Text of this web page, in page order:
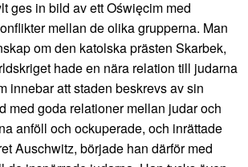
ges in bild av ett Oświęcim med
mellan de olika grupperna. Man
om den katolska prästen Skarbek,
hade en nära relation till judarna
innebar att staden beskrevs av sin
med goda relationer mellan judar och
anföll och ockuperade, och inrättade
Auschwitz, började han därför med